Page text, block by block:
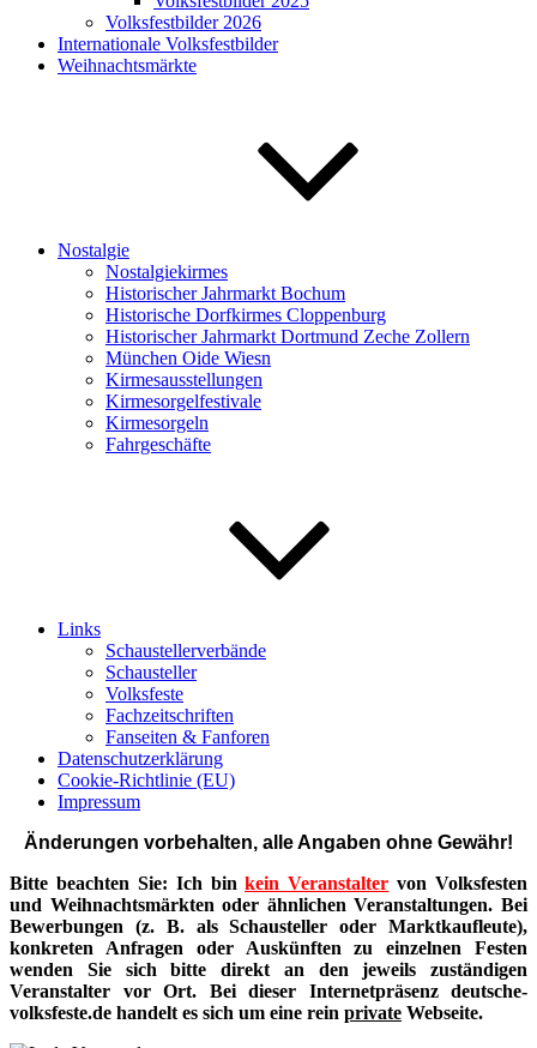
Volksfestbilder 2026
Internationale Volksfestbilder
Weihnachtsmärkte
Nostalgie
Nostalgiekirmes
Historischer Jahrmarkt Bochum
Historische Dorfkirmes Cloppenburg
Historischer Jahrmarkt Dortmund Zeche Zollern
München Oide Wiesn
Kirmesausstellungen
Kirmesorgelfestivale
Kirmesorgeln
Fahrgeschäfte
Links
Schaustellerverbände
Schausteller
Volksfeste
Fachzeitschriften
Fanseiten & Fanforen
Datenschutzerklärung
Cookie-Richtlinie (EU)
Impressum
Änderungen vorbehalten, alle Angaben ohne Gewähr!
Bitte beachten Sie: Ich binkein Veranstalter von Volksfesten
und Weihnachtsmärkten oder ähnlichen Veranstaltungen. Bei
Bewerbungen (z. B. als Schausteller oder Marktkaufleute),
konkreten Anfragen oder Auskünften zu einzelnen Festen
wenden Sie sich bitte direkt an den jeweils zuständigen
Veranstalter vor Ort. Bei dieser Internetpräsenz deutsche-
volksfeste.de handelt es sich um eine rein private Webseite.